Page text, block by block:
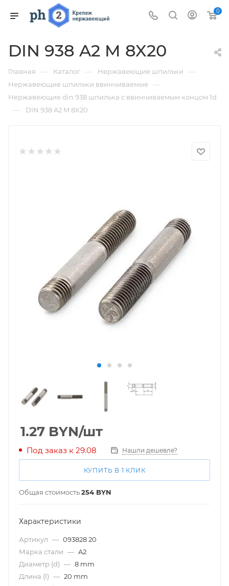
0
DIN 938 A2 M 8X20
Главная — Каталог — Нержавеющие шпильки —
Нержавеющие шпильки ввинчиваемые —
Нержавеющие din 938 шпилька с ввинчиваемым концом 1d
— DIN 938 A2 M 8X20
1.27 BYN/шт
Под заказ к 29.08 Нашли дешевле?
КУПИТЬ В 1 КЛИК
Общая стоимость254 BYN
Характеристики
Артикул — 093828 20
Марка стали — A2
Диаметр (d) — 8 mm
Длина (l) — 20 mm